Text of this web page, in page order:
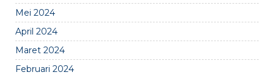
Mei 2024
April 2024
Maret 2024
Februari 2024